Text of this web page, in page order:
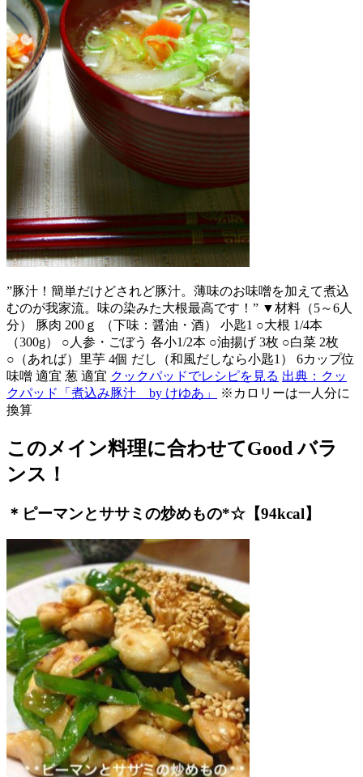
”豚汁！簡単だけどされど豚汁。薄味のお味噌を加えて煮込
むのが我家流。味の染みた大根最高です！” ▼材料（5～6人
分） 豚肉 200ｇ （下味：醤油・酒） 小匙1 ○大根 1/4本
（300g） ○人参・ごぼう 各小1/2本 ○油揚げ 3枚 ○白菜 2枚
○（あれば）里芋 4個 だし（和風だしなら小匙1） 6カップ位
味噌 適宜 葱 適宜 クックパッドでレシピを見る 出典：クッ
クパッド「煮込み豚汁 by けゆあ」
※カロリーは一人分に
換算
このメイン料理に合わせてGood バラ
ンス！
＊ピーマンとササミの炒めもの*☆【94kcal】